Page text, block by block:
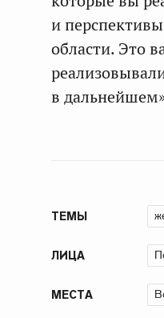
и
области. Это
в
ТЕМЫ
ЛИЦА
МЕСТА